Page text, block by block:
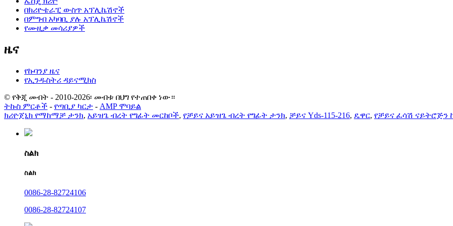
በክሪዮቴራፒ ውስጥ አፕሊኬሽኖች
በምግብ አካባቢ ያሉ አፕሊኬሽኖች
የሙዚቃ መሳሪያዎች
ዜና
የኩባንያ ዜና
የኢንዱስትሪ ዳይናሚክስ
© የቅጂ መብት - 2010-2026፡ መብቱ በህግ የተጠበቀ ነው።
ትኩስ ምርቶች - የጣቢያ ካርታ - AMP ሞባይል
ክሪዮጀኒክ የማከማቻ ታንክ, አይዝጌ ብረት የግፊት መርከቦች, የቻይና አይዝጌ ብረት የግፊት ታንክ, ቻይና Yds-115-216, ዴዋር, የቻይና ፈሳሽ ናይትሮጅን
ስልክ
ስልክ
0086-28-82724106
0086-28-82724107